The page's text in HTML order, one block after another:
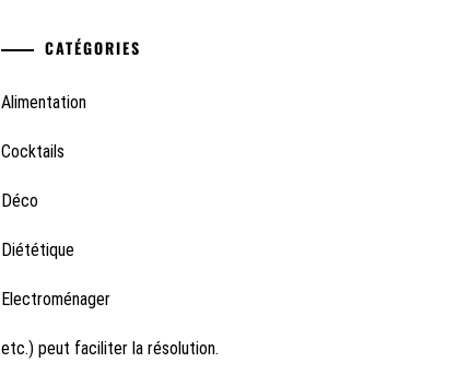
CATÉGORIES
Alimentation
Cocktails
Déco
Diététique
Electroménager
etc.) peut faciliter la résolution.